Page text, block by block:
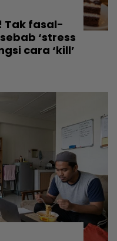
Tak fasal-
‘stress
cara ‘kill’